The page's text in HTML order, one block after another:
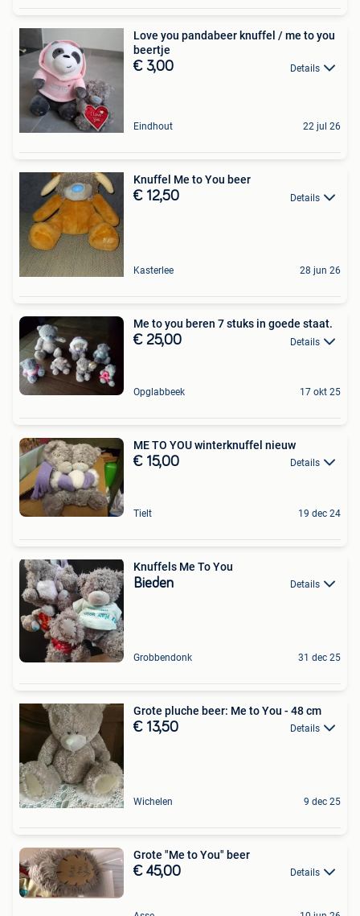
Love you pandabeer knuffel / me to you
beertje
€ 3,00 Details
Eindhout 22 jul 26
Knuffel Me to You beer
€ 12,50 Details
Kasterlee 28 jun 26
Me to you beren 7 stuks in goede staat.
€ 25,00 Details
Opglabbeek 17 okt 25
ME TO YOU winterknuffel nieuw
€ 15,00 Details
Tielt 19 dec 24
Knuffels Me To You
Bieden Details
Grobbendonk 31 dec 25
Grote pluche beer: Me to You - 48 cm
€ 13,50 Details
Wichelen 9 dec 25
Grote "Me to You" beer
€ 45,00 Details